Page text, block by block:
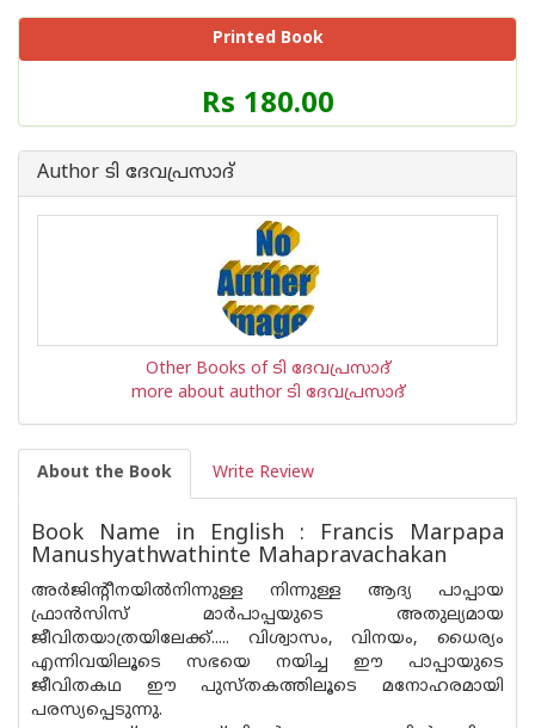
Printed Book
Price
of
Book
Rs 180.00
Author ടി ദേവപ്രസാദ്
Other Books of ടി ദേവപ്രസാദ്
more about author ടി ദേവപ്രസാദ്
About the Book Write Review
Book Name in English : Francis Marpapa
Manushyathwathinte Mahapravachakan
അർജിന്റീനയിൽനിന്നുള്ള നിന്നുള്ള ആദ്യ പാപ്പായ
ഫ്രാൻസിസ് മാർപാപ്പയുടെ അതുല്യമായ
ജീവിതയാത്രയിലേക്ക്..... വിശ്വാസം, വിനയം, ധൈര്യം
എന്നിവയിലൂടെ സഭയെ നയിച്ച ഈ പാപ്പായുടെ
ജീവിതകഥ ഈ പുസ്തകത്തിലൂടെ മനോഹരമായി
പരസ്യപ്പെടുന്നു.